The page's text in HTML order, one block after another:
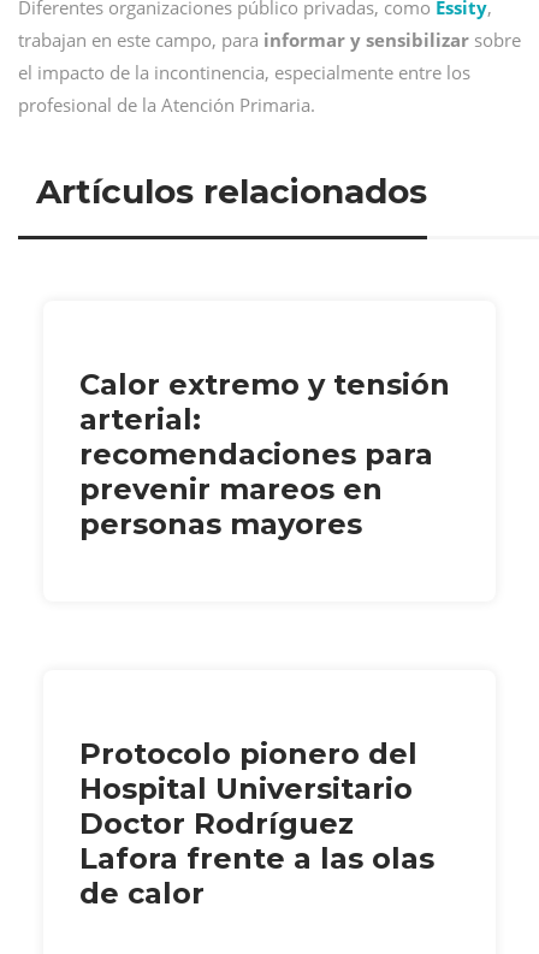
Diferentes organizaciones público privadas, como Essity,
trabajan en este campo, para informar y sensibilizar sobre
el impacto de la incontinencia, especialmente entre los
profesional de la Atención Primaria.
Artículos relacionados
Calor extremo y tensión
arterial:
recomendaciones para
prevenir mareos en
personas mayores
Protocolo pionero del
Hospital Universitario
Doctor Rodríguez
Lafora frente a las olas
de calor